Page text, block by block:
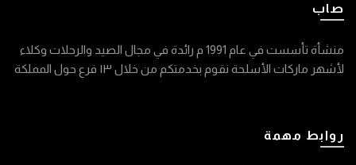
صاب
منشأة تأسست في عام 1991 م رائدة في مجال الصيد والرحلات وكلاء
لأشهر ماركات الأسلحة نقوم بخدمتكم من خلال ١٣ فرع حول المملكة
روابط مهمة